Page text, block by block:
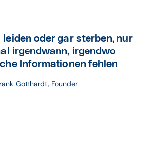
leiden oder gar sterben, nur
irgendwann, irgendwo
Informationen fehlen
Gotthardt, Founder